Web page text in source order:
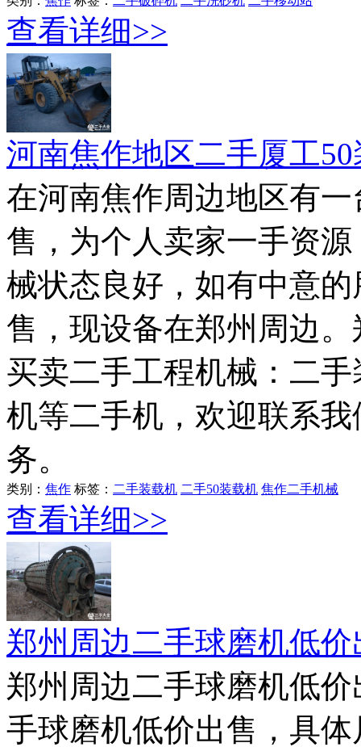
查看详细>>
河南焦作地区二手厦工
在河南焦作周边地区有
售，为个人卖家一手资
械状态良好，如有中意
售，现设备在郑州周边
买卖二手工程机械：二
机等二手机，欢迎联系
务。
类别： 焦作 标签： 二手装载机 二手50装载机 焦作二手机械
查看详细>>
郑州周边二手球磨机低
郑州周边二手球磨机低
手球磨机低价出售，具